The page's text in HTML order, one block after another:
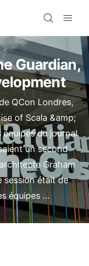
Open
Guardian,
QCon Londres,
of Scala &amp;
du journal
un second
Graham
session était de
équipes ...